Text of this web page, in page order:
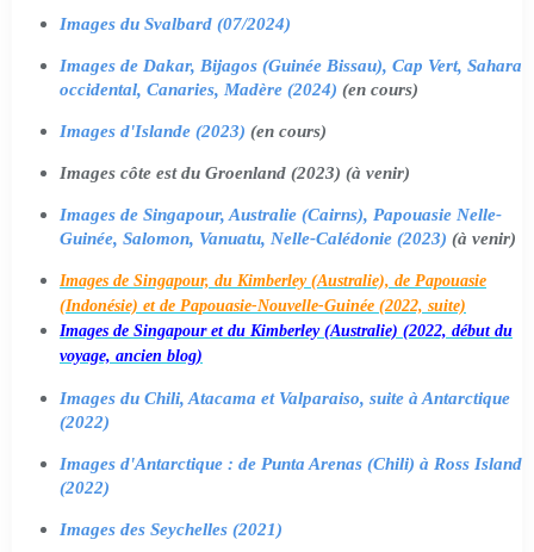
Images du Svalbard (07/2024)
Images de Dakar, Bijagos (Guinée Bissau), Cap Vert, Sahara
occidental, Canaries, Madère (2024) (en cours)
Images d'Islande (2023) (en cours)
Images côte est du Groenland (2023) (à venir)
Images de Singapour, Australie (Cairns), Papouasie Nelle-
Guinée, Salomon, Vanuatu, Nelle-Calédonie (2023) (à venir)
Images de Singapour, du Kimberley (Australie), de Papouasie
(Indonésie) et de Papouasie-Nouvelle-Guinée (2022, suite)
Images de Singapour et du Kimberley (Australie) (2022, début du
voyage, ancien blog)
Images du Chili, Atacama et Valparaiso, suite à Antarctique
(2022)
Images d'Antarctique : de Punta Arenas (Chili) à Ross Island
(2022)
Images des Seychelles (2021)